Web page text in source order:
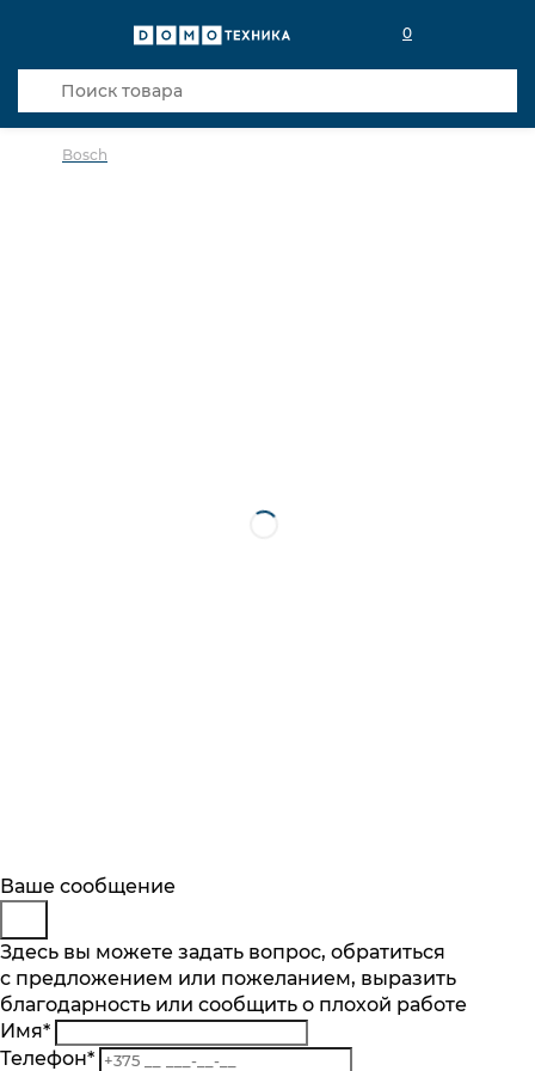
0
Bosch
Описание
Отзывы
Основные характеристики
Тип уборки
влажная/сухая
Потребляемая мощность, Вт
Будьте в курсе
Подпишитесь на последние обновления
и узнавайте о новинках и специальных
предложениях первыми
Подписаться
Заказ обратного звонка
Представьтесь
Телефон*
Комментарий
Ваше сообщение
Здесь вы можете задать вопрос, обратиться
с предложением или пожеланием, выразить
благодарность или сообщить о плохой работе
Имя*
Телефон*